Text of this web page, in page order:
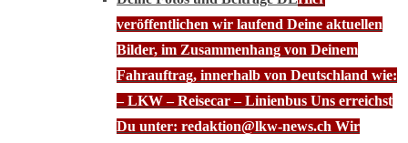
veröffentlichen wir laufend Deine aktuellen
Bilder, im Zusammenhang von Deinem
Fahrauftrag, innerhalb von Deutschland wie:
– LKW – Reisecar – Linienbus Uns erreichst
Du unter: redaktion@lkw-news.ch Wir